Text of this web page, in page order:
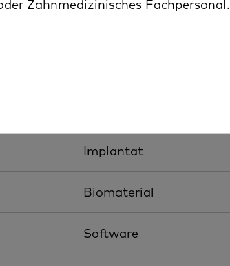
Implantat
Biomaterial
Software
Zahnmedizinisches Fachpersonal.